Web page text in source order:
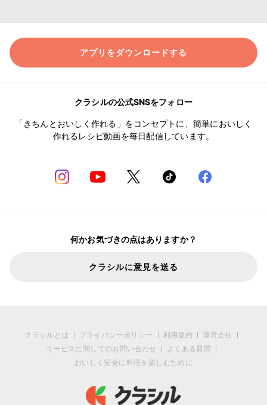
アプリをダウンロードする
クラシルの公式SNSをフォロー
「きちんとおいしく作れる」をコンセプトに、簡単においしく
作れるレシピ動画を毎日配信しています。
何かお気づきの点はありますか？
クラシルに意見を送る
クラシルとは プライバシーポリシー 利用規約
運営会社
サービスに関してのお問い合わせ
よくある質問
おいしく安全に料理を楽しむために